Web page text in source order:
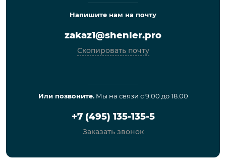
Напишите нам на почту
zakaz1@shenler.pro
Скопировать почту
Или позвоните.Мы на связи с 9.00 до 18.00
+7 (495) 135-135-5
Заказать звонок